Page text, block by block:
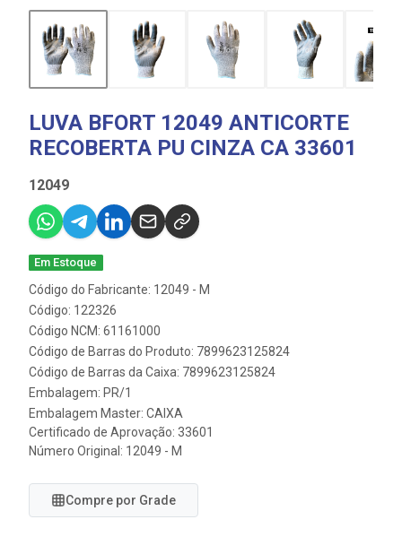
LUVA BFORT 12049 ANTICORTE
RECOBERTA PU CINZA CA 33601
12049
Em Estoque
Código do Fabricante: 12049 - M
Código: 122326
Código NCM: 61161000
Código de Barras do Produto: 7899623125824
Código de Barras da Caixa: 7899623125824
Embalagem: PR/1
Embalagem Master: CAIXA
Certificado de Aprovação: 33601
Número Original: 12049 - M
Compre por Grade